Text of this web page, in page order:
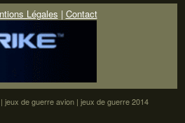
Légales | Contact
| jeux de guerre avion | jeux de guerre 2014